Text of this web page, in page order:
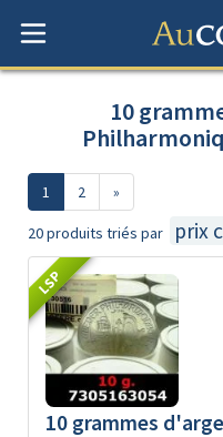
10
1 2 »
20 produits triés par
LSP
10 grammes